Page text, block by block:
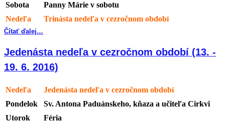
Sobota
Panny Márie v sobotu
Nedeľa
Trinásta nedeľa v cezročnom období
Čítať ďalej…
Jedenásta nedeľa v cezročnom období (13. -
19. 6. 2016)
Nedeľa
Jedenásta nedeľa v cezročnom období
Pondelok
Sv. Antona Paduánskeho, kňaza a učiteľa Cirkvi
Utorok
Féria